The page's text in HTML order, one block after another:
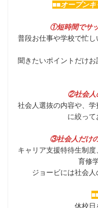
■■オープン
①短時間でサ
普段お仕事や学校で忙
聞きたいポイントだけ
②社会人
社会人選抜の内容や、
に絞って
③社会人だけ
キャリア支援特待生制
育修
ジョービには社会人
休校日